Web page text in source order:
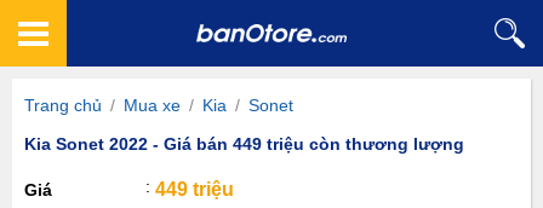
Trang chủ / Mua xe / Kia / Sonet
Kia Sonet 2022 - Giá bán 449 triệu còn thương lượng
Giá 449 triệu